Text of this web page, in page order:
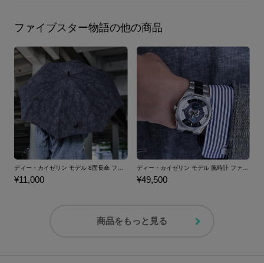
ファイブスター物語の他の商品
¥11,000 ¥49,500
商品をもっと見る